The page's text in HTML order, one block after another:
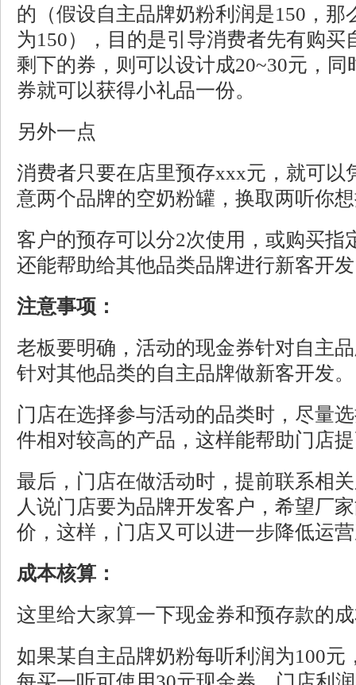
的（假设自主品牌奶粉利润是150 ，
为150），目的是引导消费者先有购买
剩下的券，则可以设计成20~30元，同
券就可以获得小礼品一份。
另外一点
消费者只要在店里预存xxx元，就可以
意两个品牌的空奶粉罐，换取两听你
客户的预存可以分2次使用， 或购买指
还能帮助给其他品类品牌进行新客开
注意事项：
老板要明确，活动的现金券针对自主
针对其他品类的自主品牌做新客开发。
门店在选择参与活动的品类时，尽量
件相对较高的产品，这样能帮助门店
最后，门店在做活动时，提前联系相
人说门店要为品牌开发客户，希望厂
价，这样，门店又可以进一步降低运
成本核算：
这里给大家算一下现金券和预存款的
如果某自主品牌奶粉每听利润为100元